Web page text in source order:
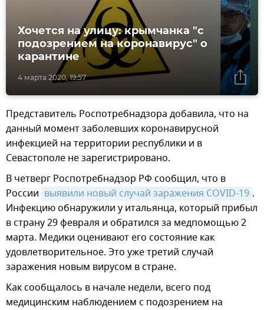
4 марта 2020, 19:57
Хочется на улицу: крымчанка "с
подозрением на коронавирус" о
карантине
Представитель Роспотребнадзора добавила, что на
данный момент заболевших коронавирусной
инфекцией на территории республики и в
Севастополе не зарегистрировано.
В четверг Роспотребнадзор РФ сообщил, что в
России выявили новый случай заражения COVID-19 .
Инфекцию обнаружили у итальянца, который прибыл
в страну 29 февраля и обратился за медпомощью 2
марта. Медики оценивают его состояние как
удовлетворительное. Это уже третий случай
заражения новым вирусом в стране.
Как сообщалось в начале недели, всего под
медицинским наблюдением с подозрением на